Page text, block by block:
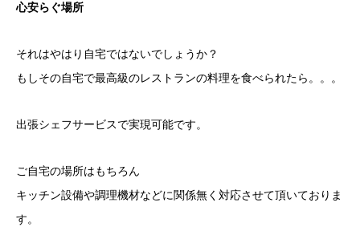
心安らぐ場所
それはやはり自宅ではないでしょうか？
もしその自宅で最高級のレストランの料理を食べられたら。。。
出張シェフサービスで実現可能です。
ご自宅の場所はもちろん
キッチン設備や調理機材などに関係無く対応させて頂いておりま
す。